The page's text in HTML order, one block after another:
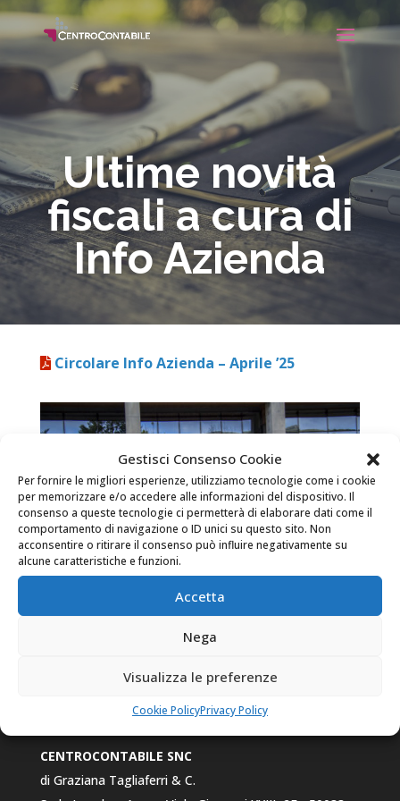
Gestisci Consenso Cookie
Per fornire le migliori esperienze, utilizziamo tecnologie come i cookie
per memorizzare e/o accedere alle informazioni del dispositivo. Il
consenso a queste tecnologie ci permetterà di elaborare dati come il
comportamento di navigazione o ID unici su questo sito. Non
acconsentire o ritirare il consenso può influire negativamente su
alcune caratteristiche e funzioni.
Accetta
Nega
Visualizza le preferenze
Cookie PolicyPrivacy Policy
Ultime novità
fiscali a cura di
Info Azienda
Circolare Info Azienda – Aprile ’25
CENTROCONTABILE SNC
di Graziana Tagliaferri & C.